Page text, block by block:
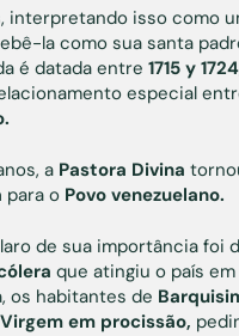
interpretando isso como
la como sua santa
é datada entre 1715 y
especial
a Pastora Divina
para o Povo venezuelano.
de sua importância foi
que atingiu o país em
os habitantes de
em procissão,